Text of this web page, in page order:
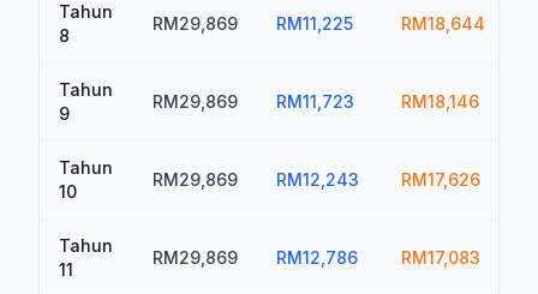
Tahun
8
RM29,869 RM11,225 RM18,644
Tahun
9
RM29,869 RM11,723 RM18,146
Tahun
10
RM29,869 RM12,243 RM17,626
Tahun
11
RM29,869 RM12,786 RM17,083